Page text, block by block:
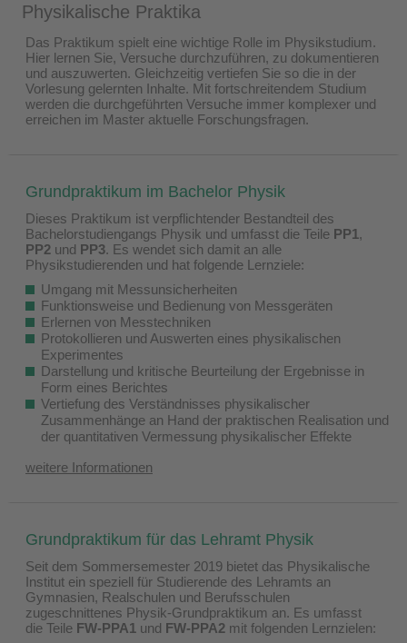
Physikalische Praktika
Das Praktikum spielt eine wichtige Rolle im Physikstudium.
Hier lernen Sie, Versuche durchzuführen, zu dokumentieren
und auszuwerten. Gleichzeitig vertiefen Sie so die in der
Vorlesung gelernten Inhalte. Mit fortschreitendem Studium
werden die durchgeführten Versuche immer komplexer und
erreichen im Master aktuelle Forschungsfragen.
Grundpraktikum im Bachelor Physik
Dieses Praktikum ist verpflichtender Bestandteil des
Bachelorstudiengangs Physik und umfasst die Teile PP1,
PP2 und PP3. Es wendet sich damit an alle
Physikstudierenden und hat folgende Lernziele:
Umgang mit Messunsicherheiten
Funktionsweise und Bedienung von Messgeräten
Erlernen von Messtechniken
Protokollieren und Auswerten eines physikalischen
Experimentes
Darstellung und kritische Beurteilung der Ergebnisse in
Form eines Berichtes
Vertiefung des Verständnisses physikalischer
Zusammenhänge an Hand der praktischen Realisation und
der quantitativen Vermessung physikalischer Effekte
weitere Informationen
Grundpraktikum für das Lehramt Physik
Seit dem Sommersemester 2019 bietet das Physikalische
Institut ein speziell für Studierende des Lehramts an
Gymnasien, Realschulen und Berufsschulen
zugeschnittenes Physik-Grundpraktikum an. Es umfasst
die Teile FW-PPA1 und FW-PPA2 mit folgenden Lernzielen: